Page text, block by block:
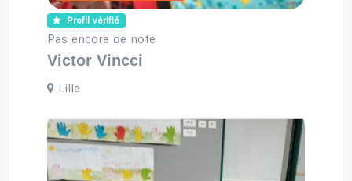
Profil vérifié
Pas encore de note
Victor Vincci
Lille